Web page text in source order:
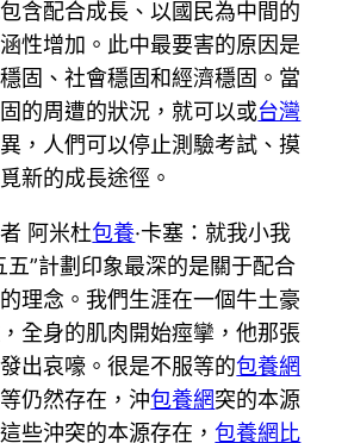
含配合成長、以國民為中間的
性增加。此中最要害的原因是
固、社會穩固和經濟穩固。當
的周遭的狀況，就可以或台灣
，人們可以停止測驗考試、摸
新的成長途徑。
阿米杜包養·卡塞：就我小我
五”計劃印象最深的是關于配合
理念。我們生涯在一個牛土豪
全身的肌肉開始痙攣，他那張
出哀嚎。很是不服等的包養網
仍然存在，沖包養網突的本源
些沖突的本源存在，包養網比